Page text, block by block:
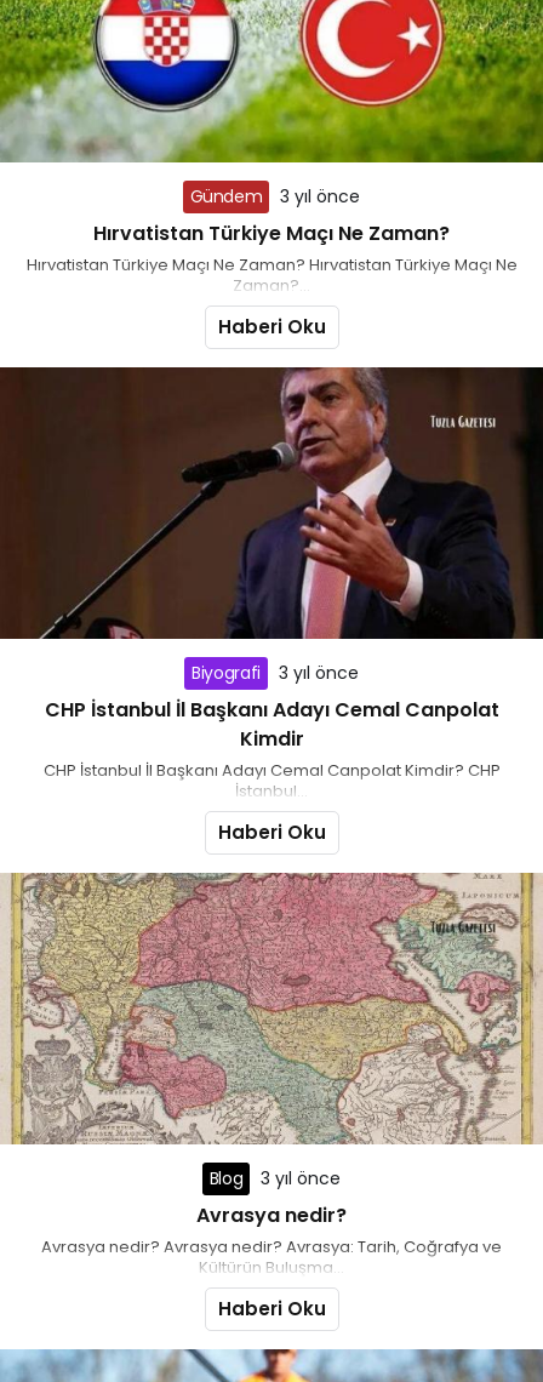
Gündem 3 yıl önce
Hırvatistan Türkiye Maçı Ne Zaman?
Hırvatistan Türkiye Maçı Ne Zaman? Hırvatistan Türkiye Maçı Ne
Zaman?...
Haberi Oku
Biyografi 3 yıl önce
CHP İstanbul İl Başkanı Adayı Cemal Canpolat
Kimdir
CHP İstanbul İl Başkanı Adayı Cemal Canpolat Kimdir? CHP
İstanbul...
Haberi Oku
Blog 3 yıl önce
Avrasya nedir?
Avrasya nedir? Avrasya nedir? Avrasya: Tarih, Coğrafya ve
Kültürün Buluşma...
Haberi Oku